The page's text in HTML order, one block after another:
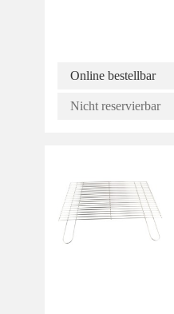
Online bestellbar
Nicht reservierbar